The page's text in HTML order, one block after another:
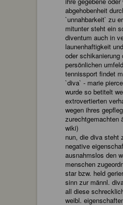
abgehobenheit
`unnahbarkeit` zu
mitunter steht ein
diventum auch in
launenhaftigkeit
oder schikanierung
persönlichen
tennissport findet
`diva` - marie
wurde so betitelt
extrovertierten
wegen ihres
zurechtgemachten
wiki)
nun, die diva steht
negative
ausnahmslos den
menschen
star bzw. held
sinn zur männl.
all diese
weibl.